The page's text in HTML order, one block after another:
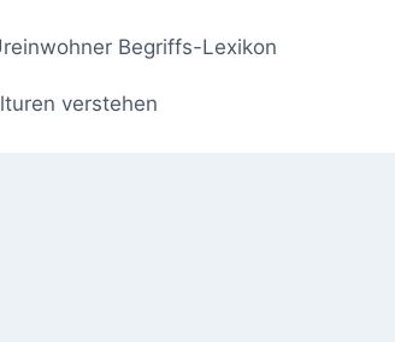
Begriffs-Lexikon
verstehen